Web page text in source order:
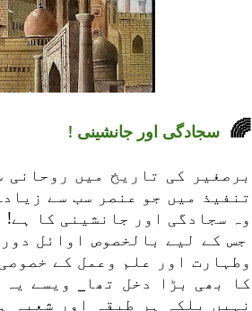
🌈 سجادگی اور جانشینی !
برصغیر کی تاریخ میں روحانی
تنفیذ میں جو عنصر سب سے
وہ سجادگی اور جانشینی کا ہے!
جس کے لیے بالخصوص اوائل
وطہارت اور علم وعمل کے
کا بھی بڑا دخل تھا_ ویسے
نہیں بلکہ ہر طبقہ اور شعبہ